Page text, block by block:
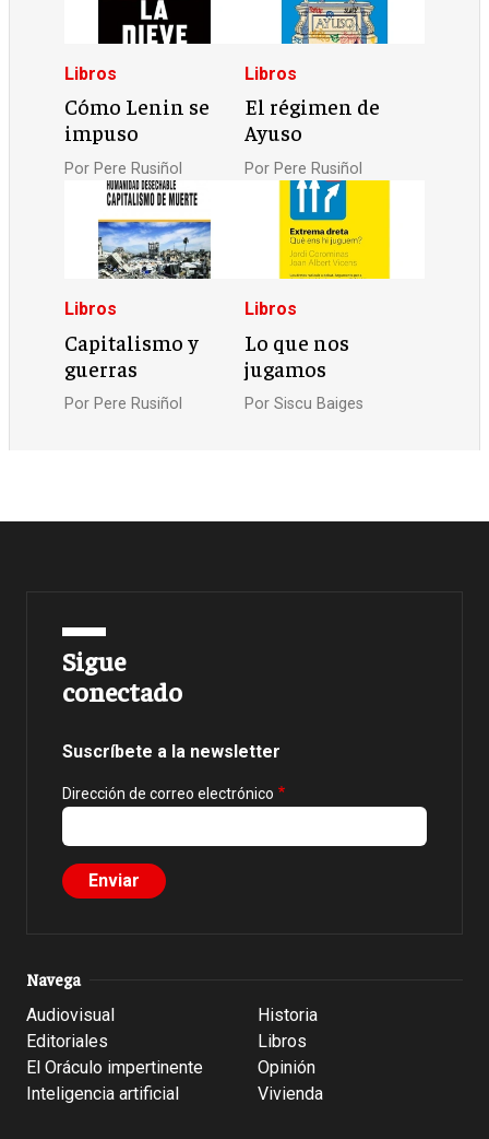
Libros
Cómo Lenin se
impuso
Por Pere Rusiñol
Libros
El régimen de
Ayuso
Por Pere Rusiñol
Libros
Capitalismo y
guerras
Por Pere Rusiñol
Libros
Lo que nos
jugamos
Por Siscu Baiges
Sigue
conectado
Suscríbete a la newsletter
Dirección de correo electrónico
Navega
Audiovisual
Editoriales
El Oráculo impertinente
Inteligencia artificial
Historia
Libros
Opinión
Vivienda